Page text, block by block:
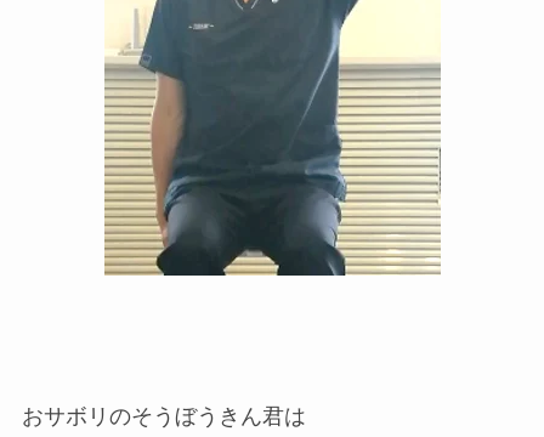
おサボリのそうぼうきん君は